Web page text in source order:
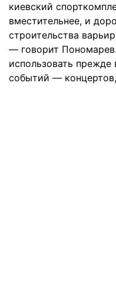
киевский
вместительнее, и
строительства
— говорит
использовать прежде
событий —